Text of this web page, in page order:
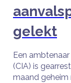
gelekt
Een
(CIA) is
maand geheim